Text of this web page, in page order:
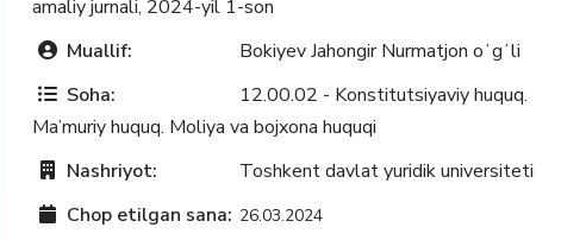
amaliy jurnali, 2024-yil 1-son
Muallif:
Bokiyev Jahongir Nurmatjon oʻgʻli
Soha:
12.00.02 - Konstitutsiyaviy huquq.
Ma’muriy huquq. Moliya va bojxona huquqi
Nashriyot:
Toshkent davlat yuridik universiteti
Chop etilgan sana: 26.03.2024